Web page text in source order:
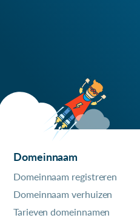
Domeinnaam
Domeinnaam registreren
Domeinnaam verhuizen
Tarieven domeinnamen